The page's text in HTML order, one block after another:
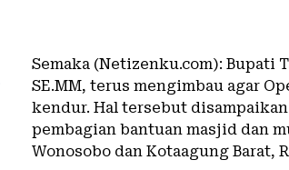
Semaka (Netizenku.com): Bupati
SE.MM, terus mengimbau agar
kendur. Hal tersebut
pembagian bantuan masjid dan
Wonosobo dan Kotaagung Barat,